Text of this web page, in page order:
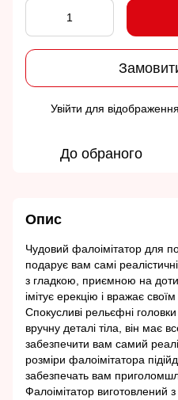
Увійти для
До обраного
Опис
Чудовий фалоімітатор для
подарує вам самі
з гладкою, приємною на
імітує ерекцію і вражає
Спокусливі рельєфні
вручну деталі тіла, він має
забезпечити вам самий
розміри фалоімітатора
забезпечать вам
Фалоімітатор виготовлений